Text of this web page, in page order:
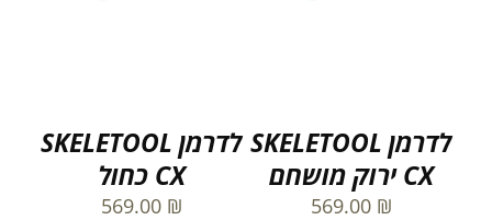
לדרמן SKELETOOL
CX ירוק מושחם
569.00 ₪
לדרמן SKELETOOL
CX כחול
569.00 ₪